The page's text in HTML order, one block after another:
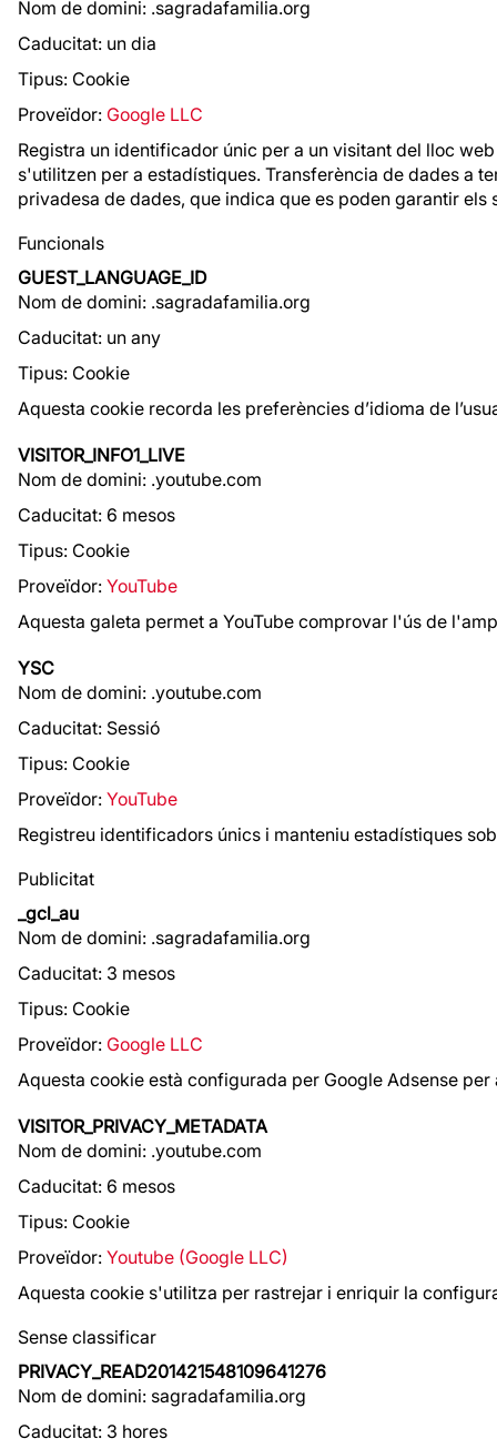
Nom de domini: .sagradafamilia.org
Caducitat: un dia
Tipus: Cookie
Proveïdor: Google LLC
Registra un identificador únic per a un visitant del lloc
s'utilitzen per a estadístiques. Transferència de dades a
privadesa de dades, que indica que es poden garantir els
Funcionals
GUEST_LANGUAGE_ID
Nom de domini: .sagradafamilia.org
Caducitat: un any
Tipus: Cookie
Aquesta cookie recorda les preferències d’idioma de
VISITOR_INFO1_LIVE
Nom de domini: .youtube.com
Caducitat: 6 mesos
Tipus: Cookie
Proveïdor: YouTube
Aquesta galeta permet a YouTube comprovar l'ús de
YSC
Nom de domini: .youtube.com
Caducitat: Sessió
Tipus: Cookie
Proveïdor: YouTube
Registreu identificadors únics i manteniu estadístiques
Publicitat
_gcl_au
Nom de domini: .sagradafamilia.org
Caducitat: 3 mesos
Tipus: Cookie
Proveïdor: Google LLC
Aquesta cookie està configurada per Google Adsense
VISITOR_PRIVACY_METADATA
Nom de domini: .youtube.com
Caducitat: 6 mesos
Tipus: Cookie
Proveïdor: Youtube (Google LLC)
Aquesta cookie s'utilitza per rastrejar i enriquir la
Sense classificar
PRIVACY_READ201421548109641276
Nom de domini: sagradafamilia.org
Caducitat: 3 hores